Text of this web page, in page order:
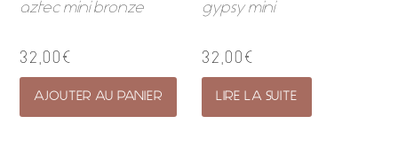
aztec mini bronze
32,00 €
AJOUTER AU PANIER
gypsy mini
32,00 €
LIRE LA SUITE